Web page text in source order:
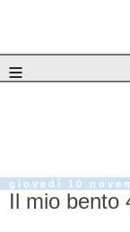
≡
giovedì 10
Il mio bento